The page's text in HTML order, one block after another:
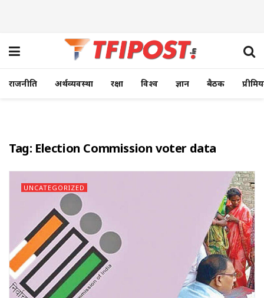
राजनीति अर्थव्यवस्था रक्षा विश्व ज्ञान बैठक
Tag: Election Commission voter data
UNCATEGORIZED